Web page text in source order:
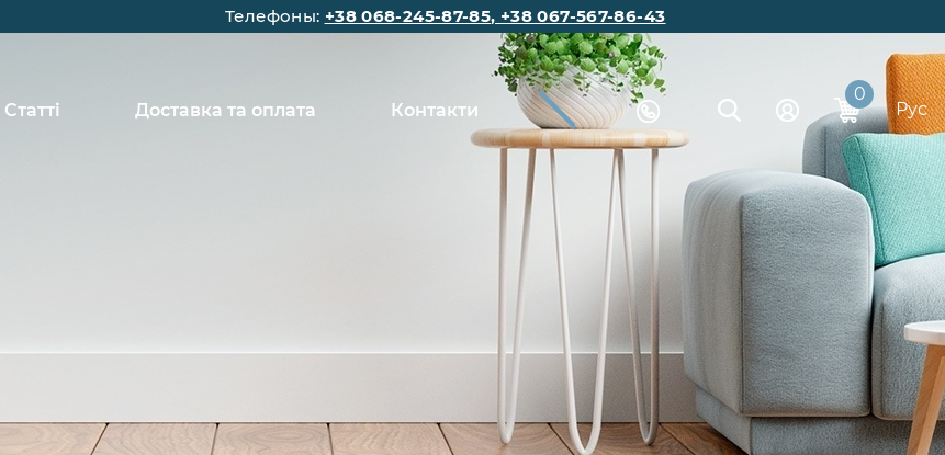
Телефоны: +38 068-245-87-85, +38 067-567-86-43
Статті Доставка та оплата Контакти
0
Рус